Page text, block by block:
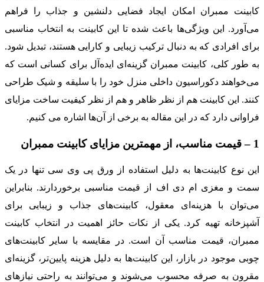
کابینت ممبران امکان ایجاد فضایی دلنشین و جذاب را فراهم
می‌آورد. این ویژگی‌ها باعث شده تا این کابینت به انتخاب مناسبی
برای افرادی که به دنبال ترکیب زیبایی و کارایی هستند، تبدیل شود.
به طور کلی، کابینت ممبران گزینه‌ای ایده‌آل برای کسانی است که
می‌خواهند دکوراسیون داخلی منزل خود را با سلیقه و شیک طراحی
کنند. این کابینت هم از نظر ظاهر و هم از نظر کیفیت ساخت مزایای
فراوانی دارد که در این مقاله به برخی از آن‌ها اشاره می کنیم.
1 – قیمت مناسب، از مهمترین مزایای کابینت ممبران
این نوع کابینت‌ها به دلیل استفاده از ورق پی وی سی تنها در یک
سمت و مغزی ام دی اف از قیمت مناسبی برخوردارند. بنابراین
می‌توان با هزینه‌ای معقول، کابینت‌های جذاب و زیبایی برای
آشپزخانه تهیه کرد. یکی از نکات حائز اهمیت در انتخاب کابینت
ممبران، قیمت مناسب آن است. در مقایسه با سایر کابینت‌های
چوبی موجود در بازار، این کابینت‌ها به دلیل هزینه پایین‌تر، گزینه‌ای
مقرون به صرفه محسوب می‌شوند و می‌توانند به راحتی نیازهای